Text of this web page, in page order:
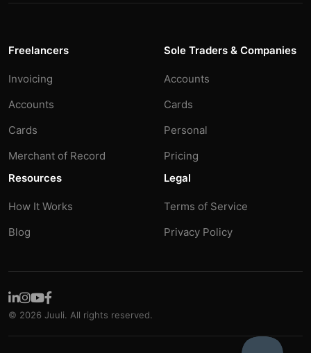
Freelancers
Invoicing
Accounts
Cards
Merchant of Record
Sole Traders & Companies
Accounts
Cards
Personal
Pricing
Resources
How It Works
Blog
Legal
Terms of Service
Privacy Policy
© 2026 Juuli. All rights reserved.